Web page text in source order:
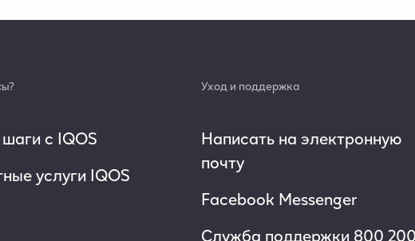
с IQOS
услуги IQOS
Уход и поддержка
Написать на электронную
почту
Facebook Messenger
Служба поддержки 800 200